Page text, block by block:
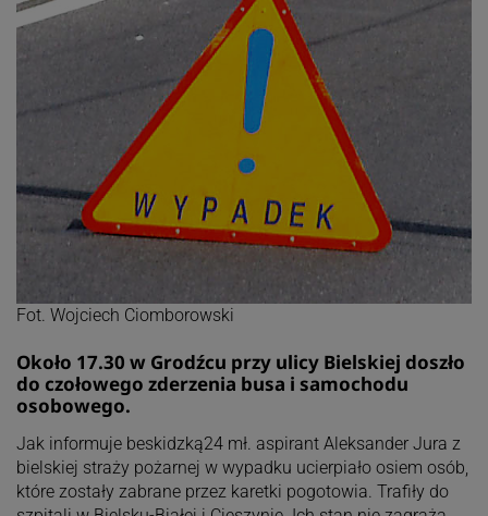
Fot. Wojciech Ciomborowski
Około 17.30 w Grodźcu przy ulicy Bielskiej doszło
do czołowego zderzenia busa i samochodu
osobowego.
Jak informuje beskidzką24 mł. aspirant Aleksander Jura z
bielskiej straży pożarnej w wypadku ucierpiało osiem osób,
które zostały zabrane przez karetki pogotowia. Trafiły do